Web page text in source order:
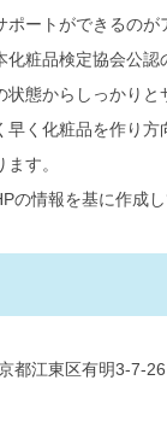
ートができるのが
化粧品検定協会公認
状態からしっかりと
早く化粧品を作り方
す。
の情報を基に作成し
江東区有明3-7-